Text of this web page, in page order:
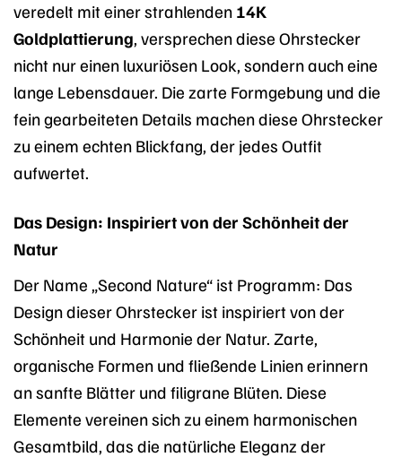
veredelt mit einer strahlenden 14K
Goldplattierung, versprechen diese Ohrstecker
nicht nur einen luxuriösen Look, sondern auch eine
lange Lebensdauer. Die zarte Formgebung und die
fein gearbeiteten Details machen diese Ohrstecker
zu einem echten Blickfang, der jedes Outfit
aufwertet.
Das Design: Inspiriert von der Schönheit der
Natur
Der Name „Second Nature“ ist Programm: Das
Design dieser Ohrstecker ist inspiriert von der
Schönheit und Harmonie der Natur. Zarte,
organische Formen und fließende Linien erinnern
an sanfte Blätter und filigrane Blüten. Diese
Elemente vereinen sich zu einem harmonischen
Gesamtbild, das die natürliche Eleganz der